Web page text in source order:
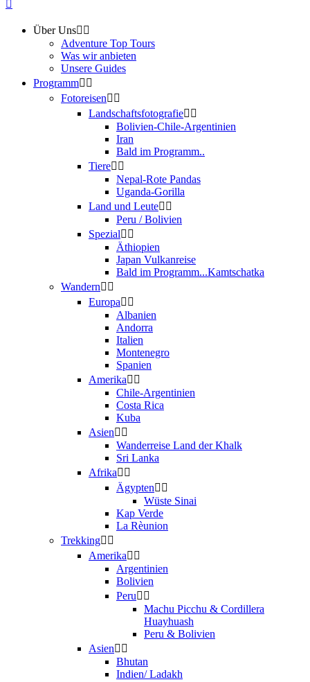
Über Uns
Adventure Top Tours
Was wir anbieten
Unsere Guides
Programm
Fotoreisen
Landschaftsfotografie
Bolivien-Chile-Argentinien
Iran
Bald im Programm..
Tiere
Nepal-Rote Pandas
Uganda-Gorilla
Land und Leute
Peru / Bolivien
Spezial
Äthiopien
Japan Vulkanreise
Bald im Programm...Kamtschatka
Wandern
Europa
Albanien
Andorra
Italien
Montenegro
Spanien
Amerika
Chile-Argentinien
Costa Rica
Kuba
Asien
Wanderreise Land der Khalk
Sri Lanka
Afrika
Ägypten
Wüste Sinai
Kap Verde
La Rèunion
Trekking
Amerika
Argentinien
Bolivien
Peru
Machu Picchu & Cordillera
Huayhuash
Peru & Bolivien
Asien
Bhutan
Indien/ Ladakh